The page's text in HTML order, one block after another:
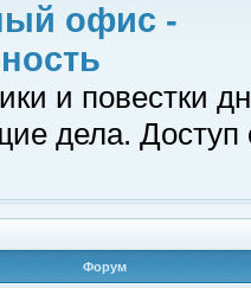
офис -
и повестки
дела.
Форум